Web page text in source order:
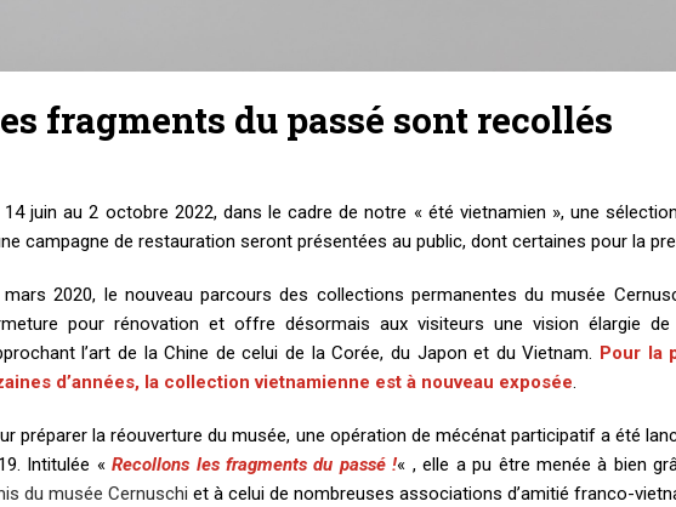
fragments du passé sont recollés
14 juin au 2 octobre 2022, dans le cadre de notre « été vietnamien », une
campagne de restauration seront présentées au public, dont certaines pour la
mars 2020, le nouveau parcours des collections permanentes du musée
pour rénovation et offre désormais aux visiteurs une vision élargie
l’art de la Chine de celui de la Corée, du Japon et du Vietnam. Pour la
d’années, la collection vietnamienne est à nouveau exposée.
préparer la réouverture du musée, une opération de mécénat participatif a été
Intitulée «Recollons les fragments du passé !« , elle a pu être menée à bien
du musée Cernuschi et à celui de nombreuses associations d’amitié franco-